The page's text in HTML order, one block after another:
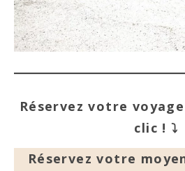
Réservez votre
clic ! ⤵️
Réservez votre